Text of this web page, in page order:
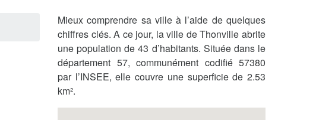
Mieux comprendre sa ville à l’aide de quelques
chiffres clés. A ce jour, la ville de Thonville abrite
une population de 43 d’habitants. Située dans le
département 57, communément codifié 57380
par l’INSEE, elle couvre une superficie de 2.53
km².